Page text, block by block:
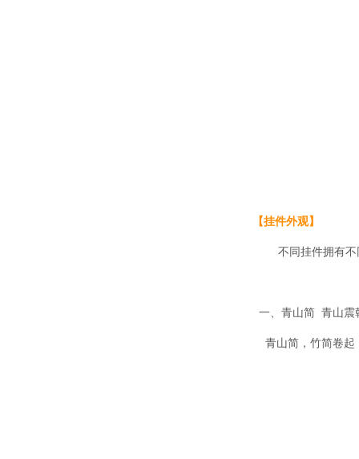
【挂件外观】
不同挂件拥有不同
一、青山简 青山震
青山简，竹简卷起